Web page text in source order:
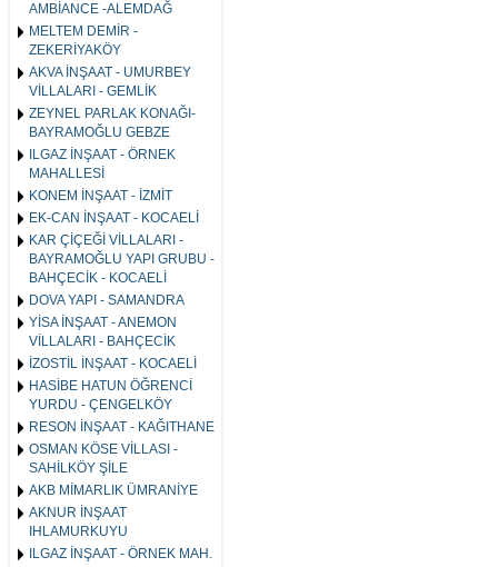
AMBİANCE -ALEMDAĞ
MELTEM DEMİR -
ZEKERİYAKÖY
AKVA İNŞAAT - UMURBEY
VİLLALARI - GEMLİK
ZEYNEL PARLAK KONAĞI-
BAYRAMOĞLU GEBZE
ILGAZ İNŞAAT - ÖRNEK
MAHALLESİ
KONEM İNŞAAT - İZMİT
EK-CAN İNŞAAT - KOCAELİ
KAR ÇİÇEĞİ VİLLALARI -
BAYRAMOĞLU YAPI GRUBU -
BAHÇECİK - KOCAELİ
DOVA YAPI - SAMANDRA
YİSA İNŞAAT - ANEMON
VİLLALARI - BAHÇECİK
İZOSTİL İNŞAAT - KOCAELİ
HASİBE HATUN ÖĞRENCİ
YURDU - ÇENGELKÖY
RESON İNŞAAT - KAĞITHANE
OSMAN KÖSE VİLLASI -
SAHİLKÖY ŞİLE
AKB MİMARLIK ÜMRANİYE
AKNUR İNŞAAT
IHLAMURKUYU
ILGAZ İNŞAAT - ÖRNEK MAH.